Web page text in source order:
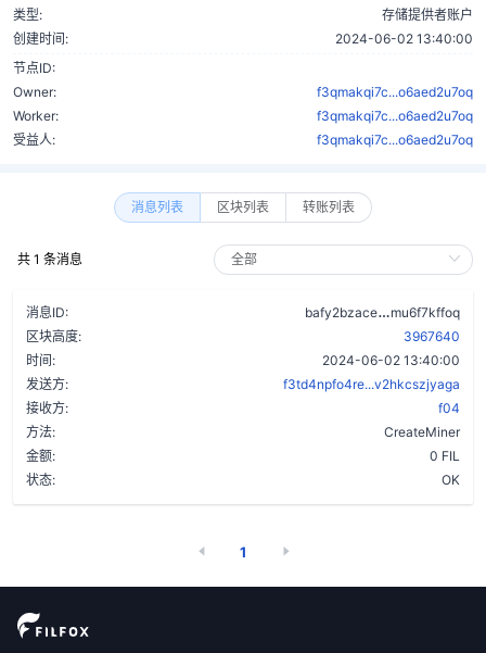
类型:
存储提供者账户
创建时间:
2024-06-02 13:40:00
节点ID:
Owner:
f3qmakqi7c...o6aed2u7oq
Worker:
f3qmakqi7c...o6aed2u7oq
受益人:
f3qmakqi7c...o6aed2u7oq
消息列表 区块列表 转账列表
共 1 条消息
消息ID: bafy2bzace
mu6f7kffoq
区块高度:
3967640
时间:
2024-06-02 13:40:00
发送方:
f3td4npfo4re...v2hkcszjyaga
接收方:
f04
方法:
CreateMiner
金额:
0 FIL
状态:
OK
1